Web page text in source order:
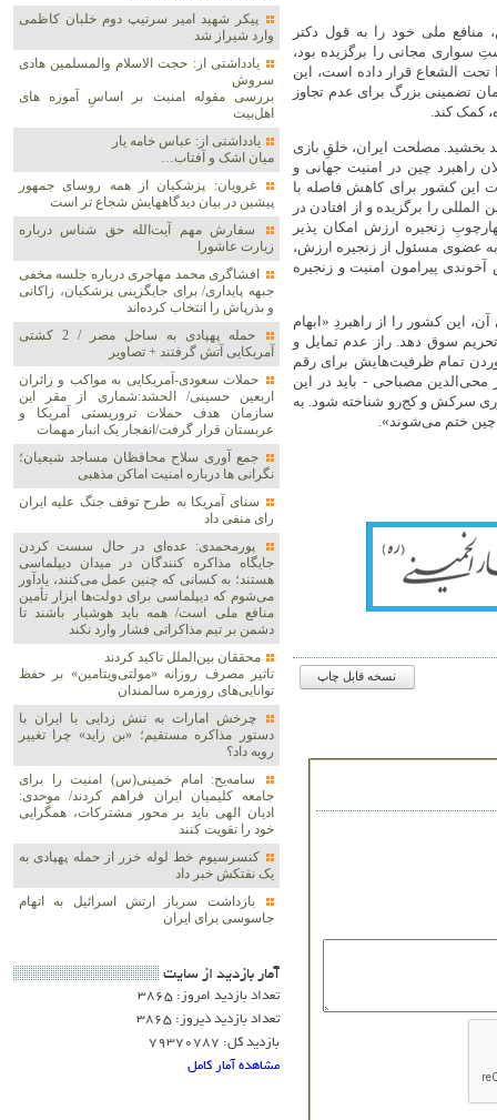
منافع ملی خود را به قول دکتر
سواری مجانی را برگزیده بود،
تحت الشعاع قرار داده است، این
تضمینی بزرگ برای عدم تجاوز
کمک کند.
بخشید. مصلحت ایران، خلقِ بازی
راهبرد چین در امنیت جهانی و
این کشور برای کاهش فاصله با
را برگزیده و از افتادن در
زنجیره ارزش امکان پذیر
عضوی مسئول از زنجیره ارزش،
پیرامون امنیت و زنجیره
این کشور را از راهبردِ «ابهام
تحریم سوق دهد. راز عدم تمایل و
تمام ظرفیت‌هایش برای رقم
محی‌الدین مصباحی - باید در این
سرکش و کج‌رو شناخته شود. به
چین ختم می‌شوند».
نسخه قابل چاپ
پیکر شهید امیر سرتیپ دوم خلبان کاظمی
وارد شیراز شد
یادداشتی از: حجت الاسلام والمسلمین هادی
سروش
بررسی مقوله امنیت بر اساسِ آموزه های
اهل‌بیت
یادداشتی از: عباس خامه یار
میان اشک و آفتاب…
غرویان: پزشکیان از همه روسای جمهور
پیشین در بیان دیدگاههایش شجاع تر است
سفارش مهم آیت‌الله حق شناس درباره
زیارت عاشورا
افشاگری محمد مهاجری درباره جلسه مخفی
جبهه پایداری/ برای جایگزینی پزشکیان، زاکانی
و بذرپاش را انتخاب کرده‌اند
حمله پهپادی به ساحل مصر / 2 کشتی
آمریکایی آتش گرفتند + تصاویر
حملات سعودی-آمریکایی به مواکب و زائران
اربعین حسینی/ الحشد:شماری از مقر این
سازمان هدف حملات تروریستی آمریکا و
عربستان قرار گرفت/انفجار یک انبار مهمات
جمع آوری سلاح محافظان مساجد شیعیان؛
نگرانی ها درباره امنیت اماکن مذهبی
سنای آمریکا به طرح توقف جنگ علیه ایران
رای منفی داد
پورمحمدی: عده‌ای در حال سست کردن
جایگاه مذاکره کنندگان در میدان دیپلماسی
هستند؛ به کسانی که چنین عمل می‌کنند، یادآور
می‌شوم که دیپلماسی برای دولت‌ها ابزار تأمین
منافع ملی است/ همه باید هوشیار باشند تا
دشمن بر تیم مذاکراتی فشار وارد نکند
محققان بین‌الملل تاکید کردند
تاثیر مصرف روزانه «مولتی‌ویتامین» بر حفظ
توانایی‌های روزمره سالمندان
چرخش امارات به تنش زدایی با ایران با
دستور مذاکره مستقیم؛ «بن زاید» چرا تغییر
رویه داد؟
سامه‌یح: امام خمینی(س) امنیت را برای
جامعه کلیمیان ایران فراهم کردند/ موحدی:
ادیان الهی باید بر محور مشترکات، همگرایی
خود را تقویت کنند
کنسرسیوم خط لوله خزر از حمله پهپادی به
یک نفتکش خبر داد
بازداشت سرباز ارتش اسرائیل به اتهام
جاسوسی برای ایران
آمار بازديد از سايت
تعداد بازدید امروز: 3865
تعداد بازدید دیروز: 3865
بازدید کل: 79370787
مشاهده آمار کامل